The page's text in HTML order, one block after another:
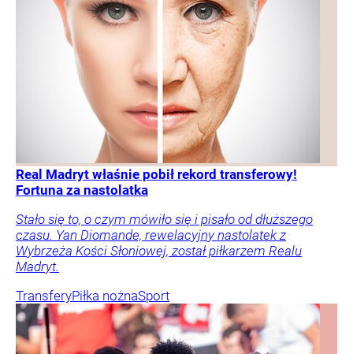
Real Madryt właśnie pobił rekord transferowy!
Fortuna za nastolatka
Stało się to, o czym mówiło się i pisało od dłuższego
czasu. Yan Diomande, rewelacyjny nastolatek z
Wybrzeża Kości Słoniowej, został piłkarzem Realu
Madryt.
TransferyPiłka nożnaSport